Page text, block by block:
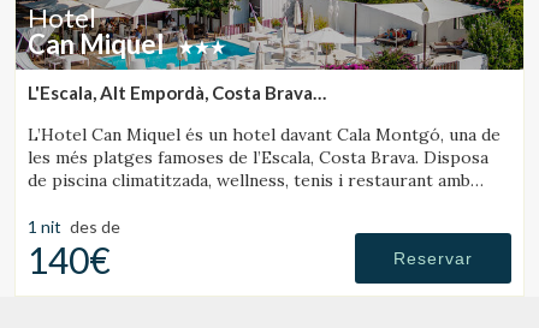
Hotel
Can Miquel
L'Escala, Alt Empordà, Costa Brava
L’Hotel Can Miquel és un hotel davant Cala Montgó, una de
les més platges famoses de l’Escala, Costa Brava. Disposa
de piscina climatitzada, wellness, tenis i restaurant amb
1 nit des de
140€ Reservar